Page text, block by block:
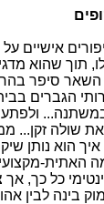
אישיים
תוך שהוא
השאר סיפר
הגברים
שולה זקן...
הוא נותן
האתית-
כל כך, אך
בינה לבין